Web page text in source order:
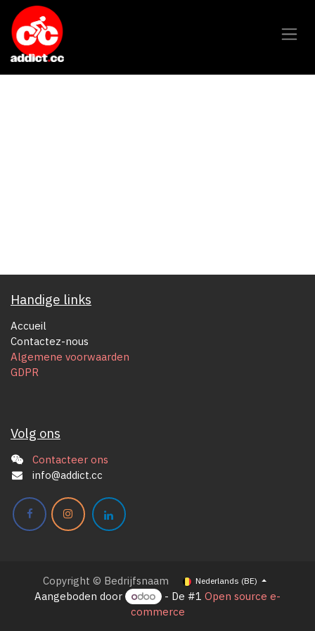
Overslaan naar inhoud
Handige links
Accueil
Contactez-nous
Algemene voorwaarden
GDPR
Volg ons
Contacteer ons
info@addict.cc
Copyright © Bedrijfsnaam Nederlands (BE)
Aangeboden door - De #1 Open source e-
commerce